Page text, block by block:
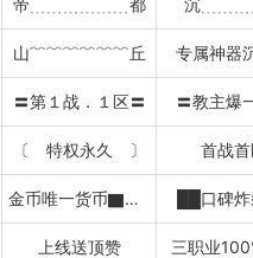
帝﹍﹍﹍﹍﹍﹍都 沉
山﹌﹌﹌﹌﹌﹌丘 专属神器
〓第１战．１区〓 〓教主爆
〔 特权永久 〕 首战
金币唯一货币▇▇▇▇▇▇ ██口碑
上线送顶赞 三职业